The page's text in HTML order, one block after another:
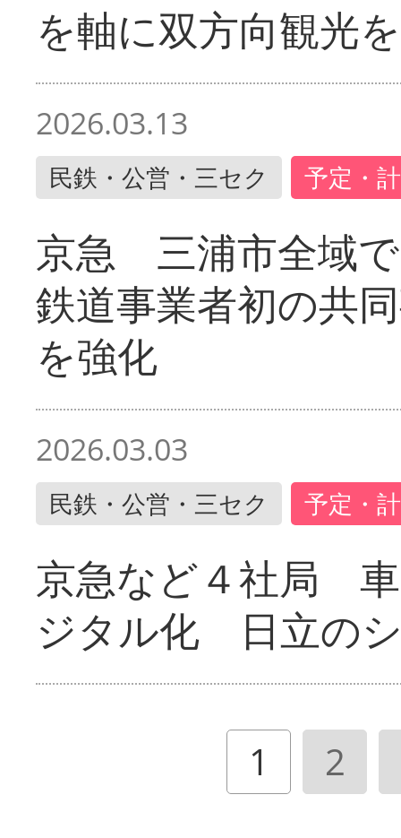
を軸に双方向観光
2026.03.13
民鉄・公営・三セク 予定・
京急 三浦市全域
鉄道事業者初の共
を強化
2026.03.03
民鉄・公営・三セク 予定・
京急など４社局
ジタル化 日立の
1 2